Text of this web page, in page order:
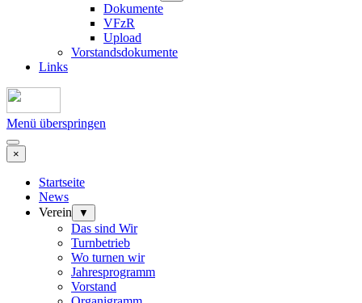
Dokumente
VFzR
Upload
Vorstandsdokumente
Links
Menü überspringen
×
Startseite
News
Verein
▼
Das sind Wir
Turnbetrieb
Wo turnen wir
Jahresprogramm
Vorstand